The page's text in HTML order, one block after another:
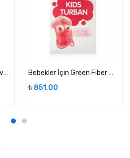
Green Fiber & Totty Sarı ve Turkuaz Bebek El Havlusu
Bebekler İçin Green Fiber & Totty Pembe Saç Bandı
₺ 851,00